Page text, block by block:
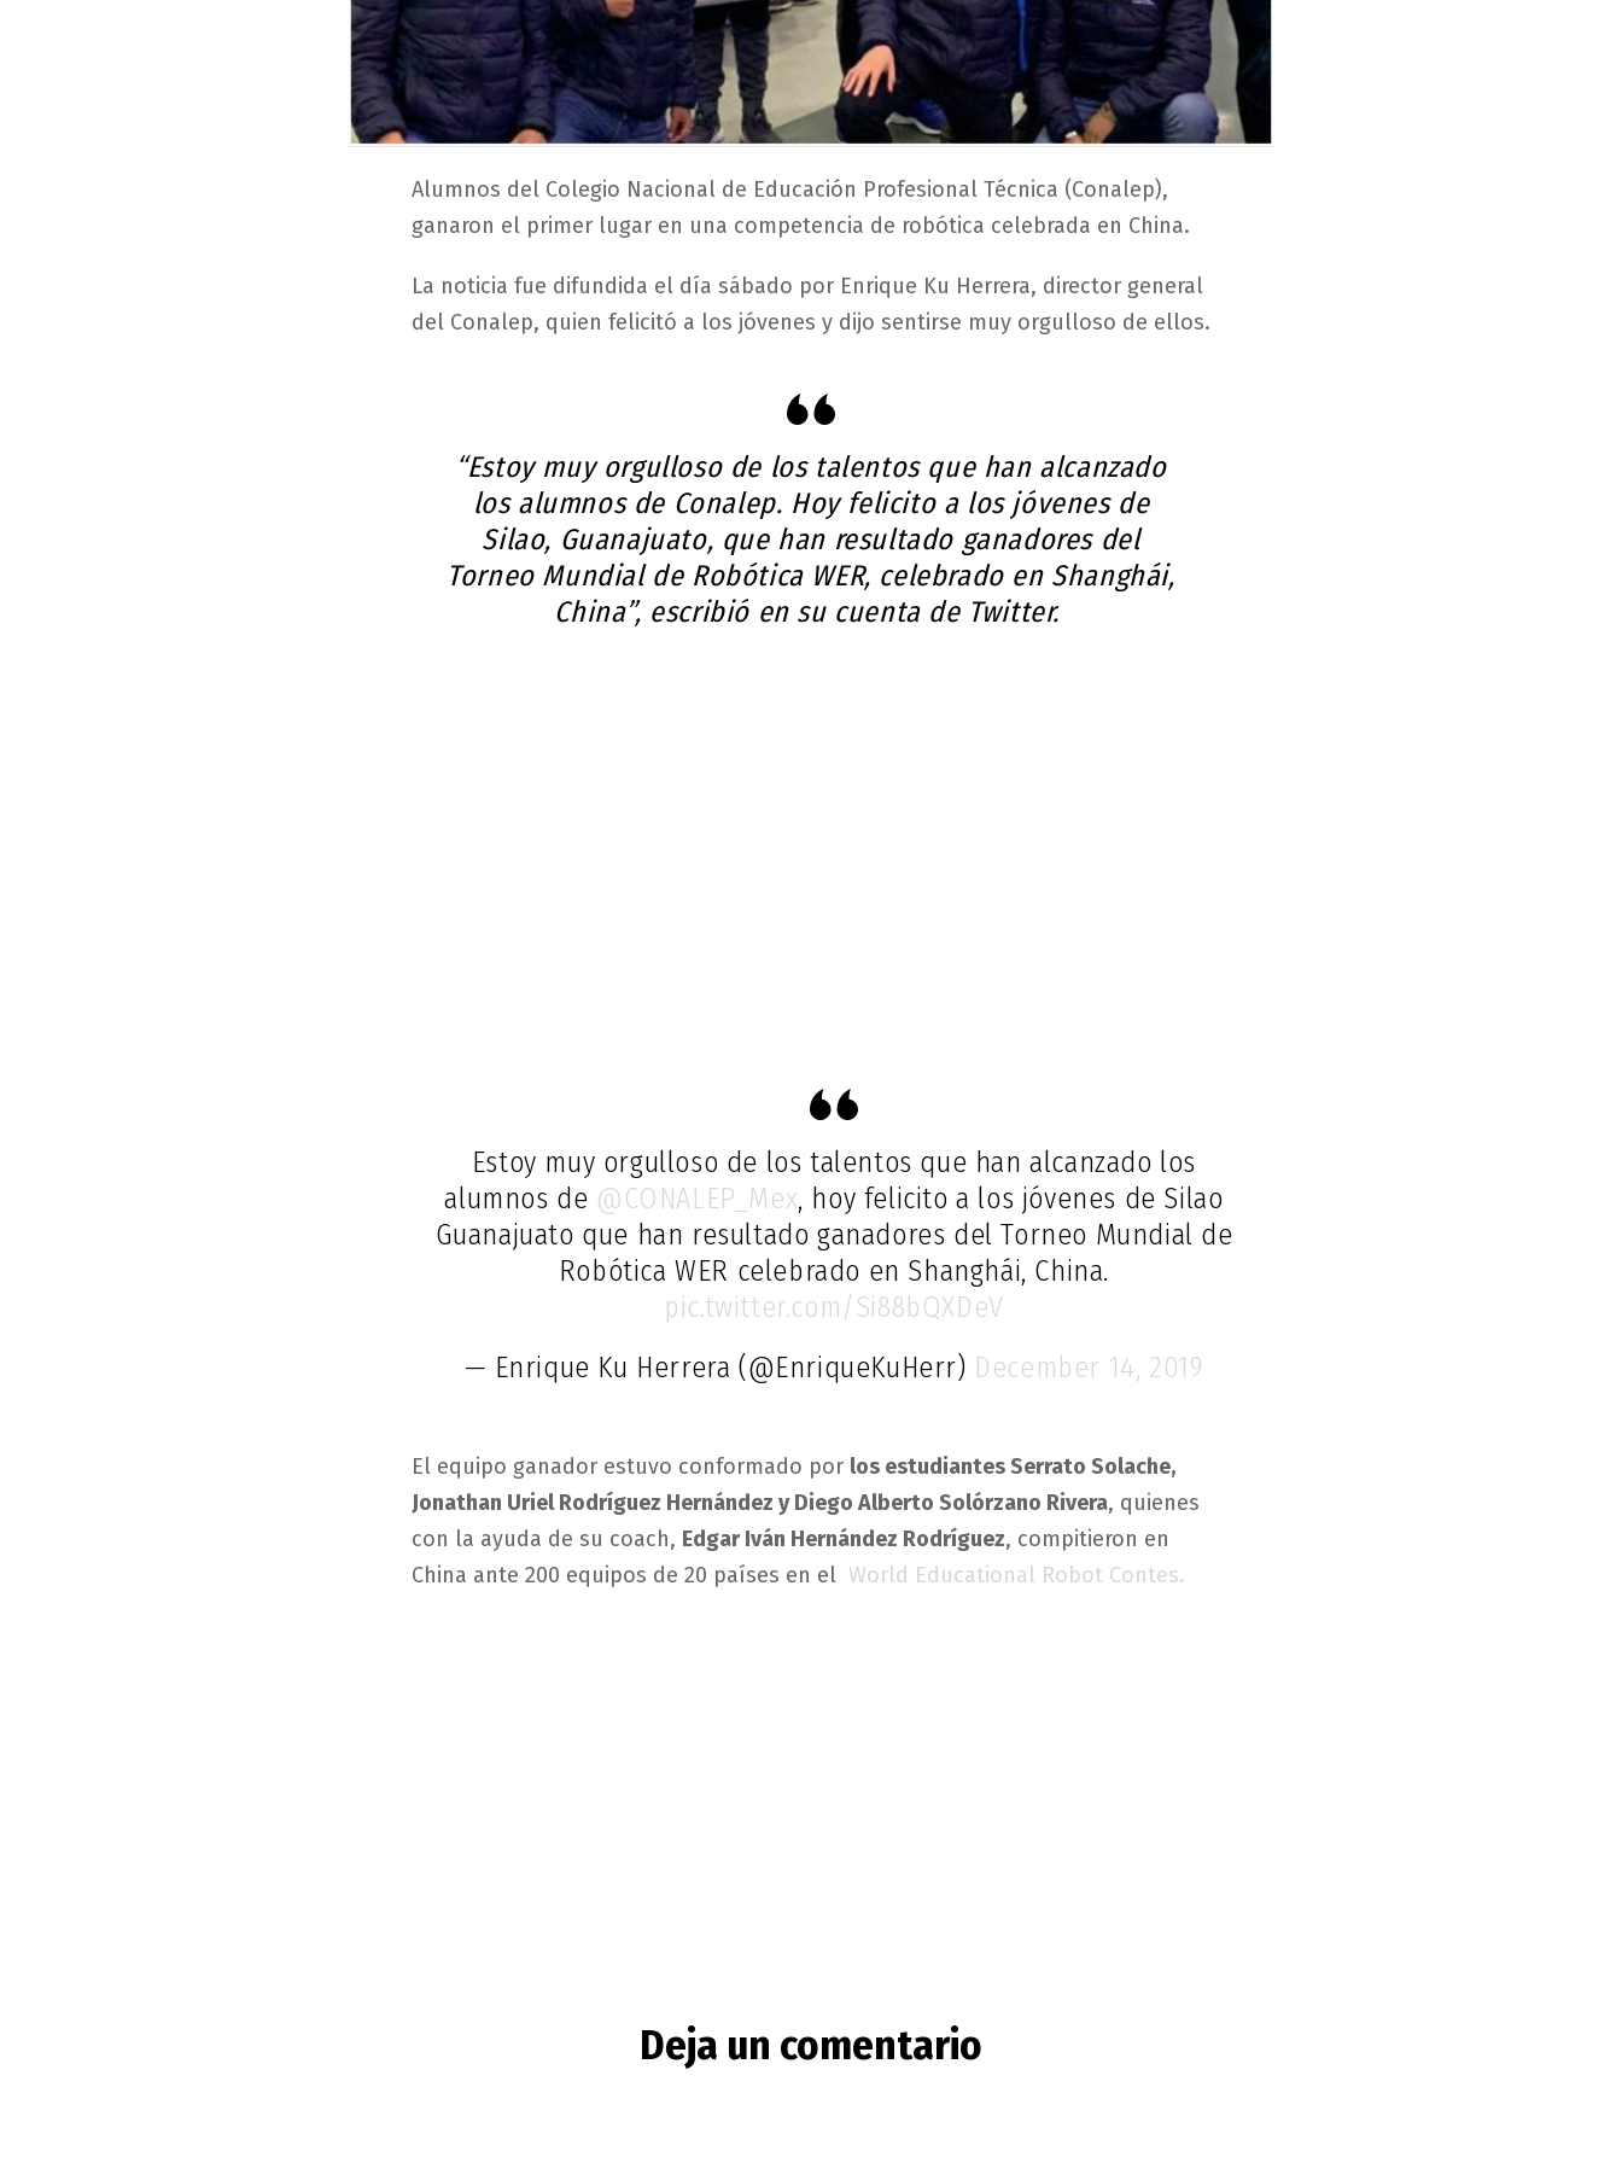
Alumnos del Colegio Nacional de Educación Profesional Técnica (Conalep),
ganaron el primer lugar en una competencia de robótica celebrada en China.
La noticia fue difundida el día sábado por Enrique Ku Herrera, director general
del Conalep, quien felicitó a los jóvenes y dijo sentirse muy orgulloso de ellos.
“Estoy muy orgulloso de los talentos que han alcanzado
los alumnos de Conalep. Hoy felicito a los jóvenes de
Silao, Guanajuato, que han resultado ganadores del
Torneo Mundial de Robótica WER, celebrado en Shanghái,
China”, escribió en su cuenta de Twitter.
Estoy muy orgulloso de los talentos que han alcanzado los
alumnos de @CONALEP_Mex, hoy felicito a los jóvenes de Silao
Guanajuato que han resultado ganadores del Torneo Mundial de
Robótica WER celebrado en Shanghái, China.
pic.twitter.com/Si88bQXDeV
— Enrique Ku Herrera (@EnriqueKuHerr) December 14, 2019
El equipo ganador estuvo conformado por los estudiantes Serrato Solache,
Jonathan Uriel Rodríguez Hernández y Diego Alberto Solórzano Rivera, quienes
con la ayuda de su coach, Edgar Iván Hernández Rodríguez, compitieron en
China ante 200 equipos de 20 países en el World Educational Robot Contes.
Deja un comentario